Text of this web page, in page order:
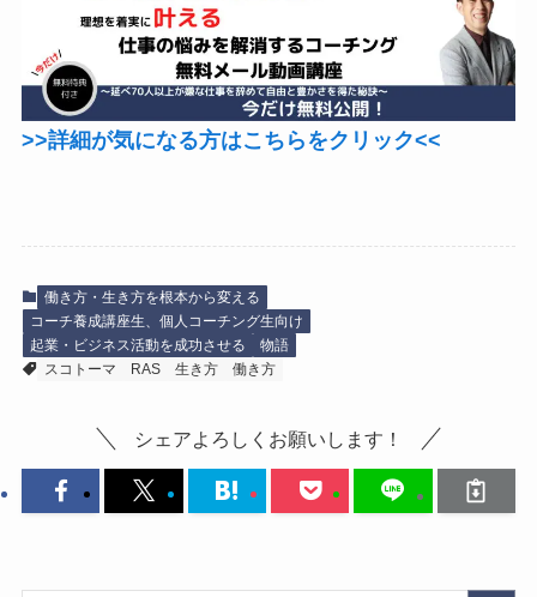
>>詳細が気になる方はこちらをクリック<<
働き方・生き方を根本から変える
コーチ養成講座生、個人コーチング生向け
起業・ビジネス活動を成功させる
物語
スコトーマ
RAS 生き方 働き方
シェアよろしくお願いします！